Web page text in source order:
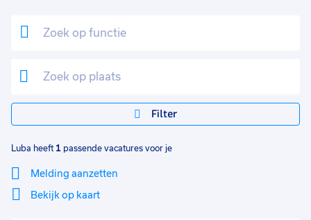
Filter
Luba heeft 1 passende vacatures voor je
Melding aanzetten
Bekijk op kaart